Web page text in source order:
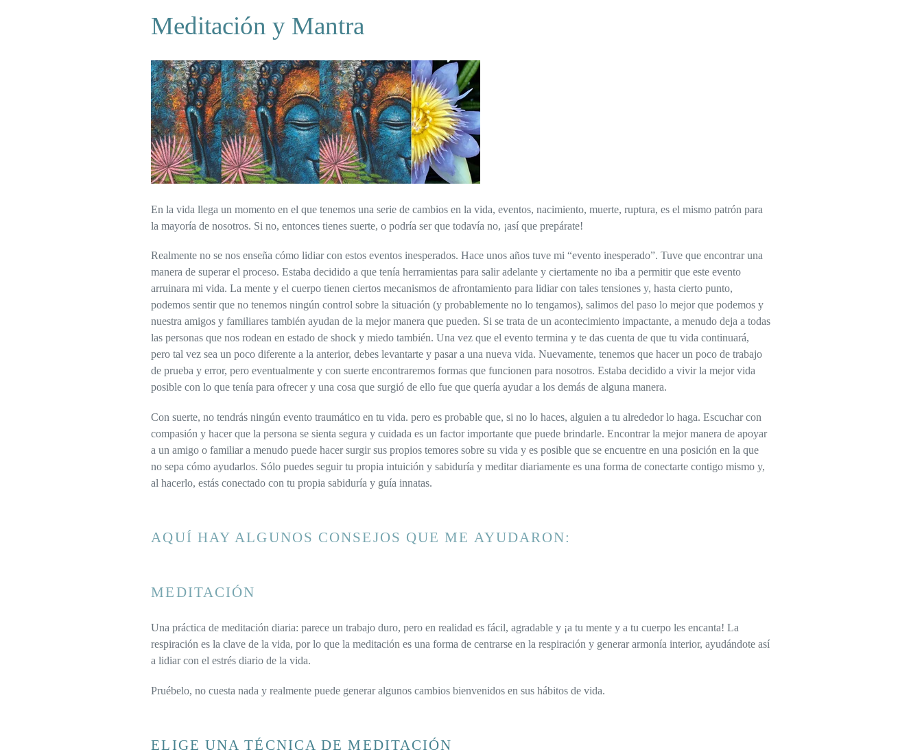
Meditación y Mantra
En la vida llega un momento en el que tenemos una serie de cambios en la vida, eventos, nacimiento, muerte, ruptura, es el mismo patrón para
la mayoría de nosotros. Si no, entonces tienes suerte, o podría ser que todavía no, ¡así que prepárate!
Realmente no se nos enseña cómo lidiar con estos eventos inesperados. Hace unos años tuve mi “evento inesperado”. Tuve que encontrar una
manera de superar el proceso. Estaba decidido a que tenía herramientas para salir adelante y ciertamente no iba a permitir que este evento
arruinara mi vida. La mente y el cuerpo tienen ciertos mecanismos de afrontamiento para lidiar con tales tensiones y, hasta cierto punto,
podemos sentir que no tenemos ningún control sobre la situación (y probablemente no lo tengamos), salimos del paso lo mejor que podemos y
nuestra amigos y familiares también ayudan de la mejor manera que pueden. Si se trata de un acontecimiento impactante, a menudo deja a todas
las personas que nos rodean en estado de shock y miedo también. Una vez que el evento termina y te das cuenta de que tu vida continuará,
pero tal vez sea un poco diferente a la anterior, debes levantarte y pasar a una nueva vida. Nuevamente, tenemos que hacer un poco de trabajo
de prueba y error, pero eventualmente y con suerte encontraremos formas que funcionen para nosotros. Estaba decidido a vivir la mejor vida
posible con lo que tenía para ofrecer y una cosa que surgió de ello fue que quería ayudar a los demás de alguna manera.
Con suerte, no tendrás ningún evento traumático en tu vida. pero es probable que, si no lo haces, alguien a tu alrededor lo haga. Escuchar con
compasión y hacer que la persona se sienta segura y cuidada es un factor importante que puede brindarle. Encontrar la mejor manera de apoyar
a un amigo o familiar a menudo puede hacer surgir sus propios temores sobre su vida y es posible que se encuentre en una posición en la que
no sepa cómo ayudarlos. Sólo puedes seguir tu propia intuición y sabiduría y meditar diariamente es una forma de conectarte contigo mismo y,
al hacerlo, estás conectado con tu propia sabiduría y guía innatas.
AQUÍ HAY ALGUNOS CONSEJOS QUE ME AYUDARON:
MEDITACIÓN
Una práctica de meditación diaria: parece un trabajo duro, pero en realidad es fácil, agradable y ¡a tu mente y a tu cuerpo les encanta! La
respiración es la clave de la vida, por lo que la meditación es una forma de centrarse en la respiración y generar armonía interior, ayudándote así
a lidiar con el estrés diario de la vida.
Pruébelo, no cuesta nada y realmente puede generar algunos cambios bienvenidos en sus hábitos de vida.
ELIGE UNA TÉCNICA DE MEDITACIÓN